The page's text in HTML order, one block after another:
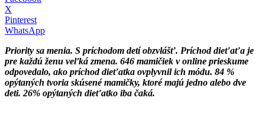
X
Pinterest
WhatsApp
Priority sa menia. S príchodom detí obzvlášť. Príchod dieťaťa je
pre každú ženu veľká zmena. 646 mamičiek v online prieskume
odpovedalo, ako príchod dieťatka ovplyvnil ich módu. 84 %
opýtaných tvoria skúsené mamičky, ktoré majú jedno alebo dve
deti. 26% opýtaných dieťatko iba čaká.